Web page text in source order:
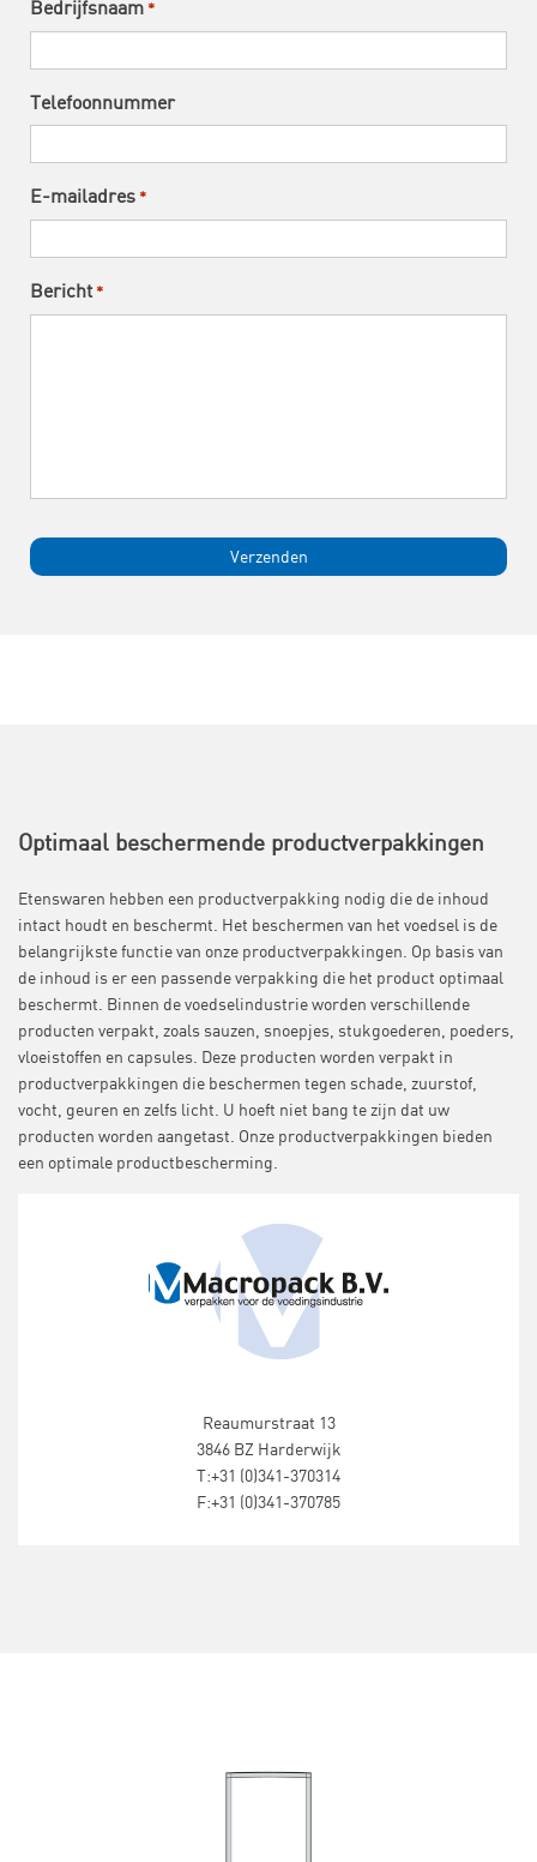
Bedrijfsnaam *
Telefoonnummer
E-mailadres *
Bericht *
Optimaal beschermende productverpakkingen
Etenswaren hebben een productverpakking nodig die de inhoud
intact houdt en beschermt. Het beschermen van het voedsel is de
belangrijkste functie van onze productverpakkingen. Op basis van
de inhoud is er een passende verpakking die het product optimaal
beschermt. Binnen de voedselindustrie worden verschillende
producten verpakt, zoals sauzen, snoepjes, stukgoederen, poeders,
vloeistoffen en capsules. Deze producten worden verpakt in
productverpakkingen die beschermen tegen schade, zuurstof,
vocht, geuren en zelfs licht. U hoeft niet bang te zijn dat uw
producten worden aangetast. Onze productverpakkingen bieden
een optimale productbescherming.
Reaumurstraat 13
3846 BZ Harderwijk
T:+31 (0)341-370314
F:+31 (0)341-370785